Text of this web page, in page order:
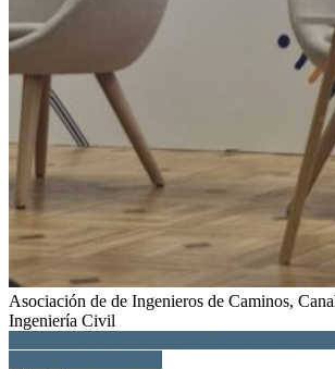
Asociación de de Ingenieros de Caminos,
Ingeniería Civil